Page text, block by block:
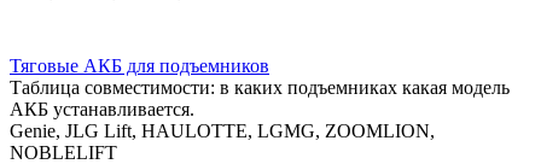
Тяговые АКБ для подъемников
Таблица совместимости: в каких подъемниках какая модель
АКБ устанавливается.
Genie, JLG Lift, HAULOTTE, LGMG, ZOOMLION,
NOBLELIFT